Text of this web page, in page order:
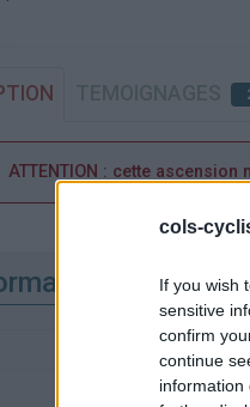
cols-
If you wish
sensitive
confirm
continue
information
ATTENTION : cette
Col de Portus